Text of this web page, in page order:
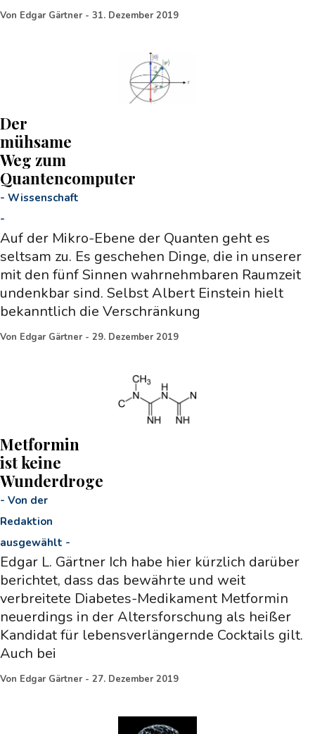
Von Edgar Gärtner - 31. Dezember 2019
Der
mühsame
Weg zum
Quantencomputer
- Wissenschaft
-
Auf der Mikro-Ebene der Quanten geht es
seltsam zu. Es geschehen Dinge, die in unserer
mit den fünf Sinnen wahrnehmbaren Raumzeit
undenkbar sind. Selbst Albert Einstein hielt
bekanntlich die Verschränkung
Von Edgar Gärtner - 29. Dezember 2019
Metformin
ist keine
Wunderdroge
- Von der
Redaktion
ausgewählt -
Edgar L. Gärtner Ich habe hier kürzlich darüber
berichtet, dass das bewährte und weit
verbreitete Diabetes-Medikament Metformin
neuerdings in der Altersforschung als heißer
Kandidat für lebensverlängernde Cocktails gilt.
Auch bei
Von Edgar Gärtner - 27. Dezember 2019